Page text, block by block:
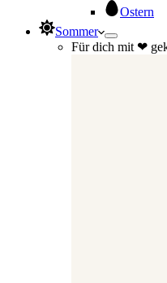
Ostern
Sommer
Für dich mit ❤